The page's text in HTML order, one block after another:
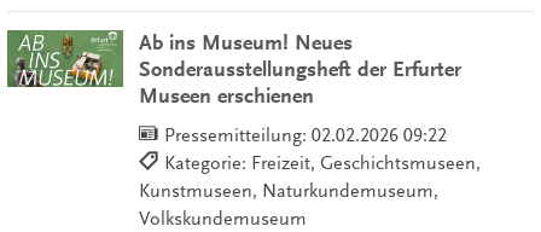
Ab ins Museum! Neues
Sonderausstellungsheft der Erfurter
Museen erschienen
Pressemitteilung: 02.02.2026 09:22
Kategorie: Freizeit, Geschichtsmuseen,
Kunstmuseen, Naturkundemuseum,
Volkskundemuseum